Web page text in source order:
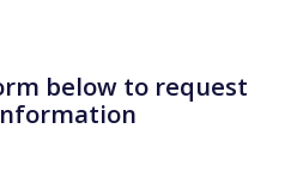
below to request